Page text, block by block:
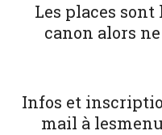
Les places
canon alors
Infos et
mail à